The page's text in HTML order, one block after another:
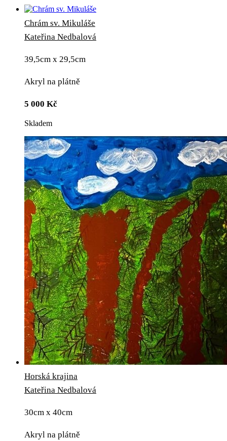
Chrám sv. Mikuláše
Kateřina Nedbalová
39,5cm x 29,5cm
Akryl na plátně
5 000 Kč
Skladem
Horská krajina
Kateřina Nedbalová
30cm x 40cm
Akryl na plátně